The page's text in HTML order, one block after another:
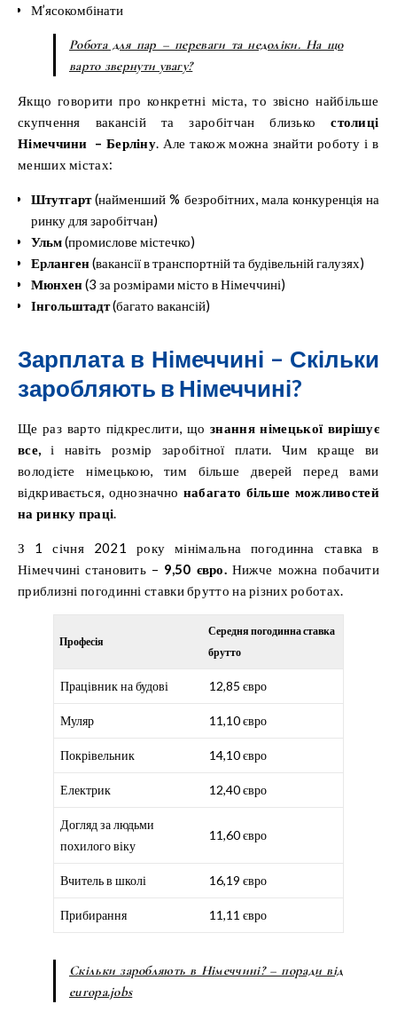
М’ясокомбінати
Робота для пар – переваги та недоліки. На що
варто звернути увагу?
Якщо говорити про конкретні міста, то звісно найбільше
скупчення вакансій та заробітчан близькостолиці
Німеччини – Берліну. Але також можна знайти роботу і в
менших містах:
Штутгарт(найменший % безробітних, мала конкуренція на
ринку для заробітчан)
Ульм(промислове містечко)
Ерланген(вакансії в транспортній та будівельній галузях)
Мюнхен(3 за розмірами місто в Німеччині)
Інгольштадт(багато вакансій)
Зарплата в Німеччині – Скільки
заробляють в Німеччині?
Ще раз варто підкреслити, що знання німецької вирішує
все, і навіть розмір заробітної плати. Чим краще ви
володієте німецькою, тим більше дверей перед вами
відкривається, однозначно набагато більше можливостей
на ринку праці.
З 1 січня 2021 року мінімальна погодинна ставка в
Німеччині становить – 9,50 євро. Нижче можна побачити
приблизні погодинні ставки брутто на різних роботах.
Професія
Середня погодинна ставка
брутто
Працівник на будові 12,85 євро
Муляр 11,10 євро
Покрівельник 14,10 євро
Електрик 12,40 євро
Догляд за людьми
похилого віку
11,60 євро
Вчитель в школі 16,19 євро
Прибирання 11,11 євро
Скільки заробляють в Німеччині? – поради від
europa.jobs